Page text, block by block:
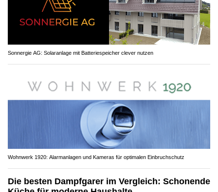
Sonnergie AG: Solaranlage mit Batteriespeicher clever nutzen
Wohnwerk 1920: Alarmanlagen und Kameras für optimalen Einbruchschutz
Die besten Dampfgarer im Vergleich: Schonende